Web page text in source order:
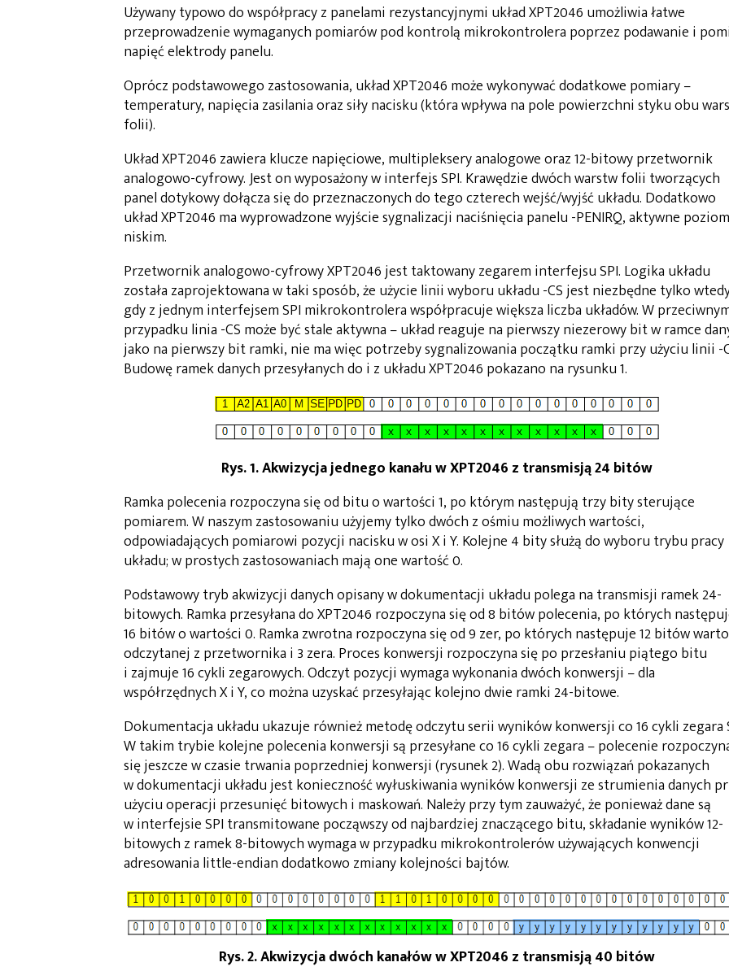
Używany typowo do współpracy z panelami rezystancyjnymi układ XPT2046 umożliwia łatwe
przeprowadzenie wymaganych pomiarów pod kontrolą mikrokontrolera poprzez podawanie i
napięć elektrody panelu.
Oprócz podstawowego zastosowania, układ XPT2046 może wykonywać dodatkowe pomiary –
temperatury, napięcia zasilania oraz siły nacisku (która wpływa na pole powierzchni styku obu
folii).
Układ XPT2046 zawiera klucze napięciowe, multipleksery analogowe oraz 12-bitowy przetwornik
analogowo-cyfrowy. Jest on wyposażony w interfejs SPI. Krawędzie dwóch warstw folii tworzących
panel dotykowy dołącza się do przeznaczonych do tego czterech wejść/wyjść układu. Dodatkowo
układ XPT2046 ma wyprowadzone wyjście sygnalizacji naciśnięcia panelu -PENIRQ, aktywne
niskim.
Przetwornik analogowo-cyfrowy XPT2046 jest taktowany zegarem interfejsu SPI. Logika układu
została zaprojektowana w taki sposób, że użycie linii wyboru układu -CS jest niezbędne tylko
gdy z jednym interfejsem SPI mikrokontrolera współpracuje większa liczba układów. W
przypadku linia -CS może być stale aktywna – układ reaguje na pierwszy niezerowy bit w ramce
jako na pierwszy bit ramki, nie ma więc potrzeby sygnalizowania początku ramki przy użyciu linii -
Budowę ramek danych przesyłanych do i z układu XPT2046 pokazano na rysunku 1.
Rys. 1. Akwizycja jednego kanału w XPT2046 z transmisją 24 bitów
Ramka polecenia rozpoczyna się od bitu o wartości 1, po którym następują trzy bity sterujące
pomiarem. W naszym zastosowaniu użyjemy tylko dwóch z ośmiu możliwych wartości,
odpowiadających pomiarowi pozycji nacisku w osi X i Y. Kolejne 4 bity służą do wyboru trybu pracy
układu; w prostych zastosowaniach mają one wartość 0.
Podstawowy tryb akwizycji danych opisany w dokumentacji układu polega na transmisji ramek 24-
bitowych. Ramka przesyłana do XPT2046 rozpoczyna się od 8 bitów polecenia, po których
16 bitów o wartości 0. Ramka zwrotna rozpoczyna się od 9 zer, po których następuje 12 bitów
odczytanej z przetwornika i 3 zera. Proces konwersji rozpoczyna się po przesłaniu piątego bitu
i zajmuje 16 cykli zegarowych. Odczyt pozycji wymaga wykonania dwóch konwersji – dla
współrzędnych X i Y, co można uzyskać przesyłając kolejno dwie ramki 24-bitowe.
Dokumentacja układu ukazuje również metodę odczytu serii wyników konwersji co 16 cykli zegara
W takim trybie kolejne polecenia konwersji są przesyłane co 16 cykli zegara – polecenie
się jeszcze w czasie trwania poprzedniej konwersji (rysunek 2). Wadą obu rozwiązań pokazanych
w dokumentacji układu jest konieczność wyłuskiwania wyników konwersji ze strumienia danych
użyciu operacji przesunięć bitowych i maskowań. Należy przy tym zauważyć, że ponieważ dane są
w interfejsie SPI transmitowane począwszy od najbardziej znaczącego bitu, składanie wyników 12-
bitowych z ramek 8-bitowych wymaga w przypadku mikrokontrolerów używających konwencji
adresowania little-endian dodatkowo zmiany kolejności bajtów.
Rys. 2. Akwizycja dwóch kanałów w XPT2046 z transmisją 40 bitów